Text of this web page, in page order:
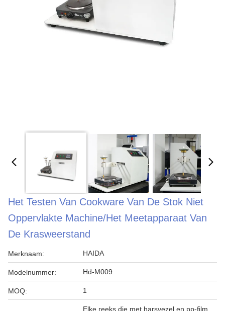
Het Testen Van Cookware Van De Stok Niet
Oppervlakte Machine/het Meetapparaat Van
De Krasweerstand
Merknaam: HAIDA
Modelnummer: Hd-M009
MOQ: 1
Elke reeks die met harsvezel en pp-film